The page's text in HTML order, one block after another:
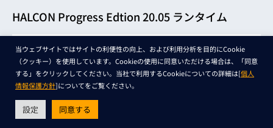
HALCON Progress Edtion 20.05 ランタイム
2024.06.27
HALCON Progress Edition ランタイムインストー
ラ / 20.05.0.1 / Windows
2024.06.27
HALCON Progress Edition ランタイムインストー
当ウェブサイトではサイトの利便性の向上、および利用分析を目的にCookie
（クッキー）を使用しています。Cookieの使用に同意いただける場合は、「同意
する」をクリックしてください。当社で利用するCookieについての詳細は[個人
情報保護方針]についてをご覧ください。
設定 同意する